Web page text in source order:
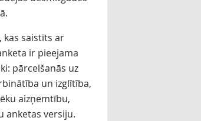
kas saistīts ar
ir pieejama
pārcelšanās uz
un izglītība,
aizņemtību,
anketas versiju.